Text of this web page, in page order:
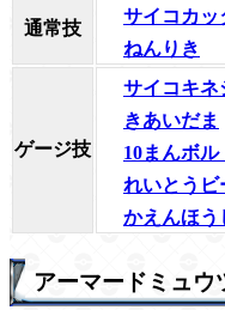
通常技
サイコカッ
ねんりき
ゲージ技
サイコキネ
きあいだま
10まんボル
れいとうビ
かえんほう
アーマードミュウ